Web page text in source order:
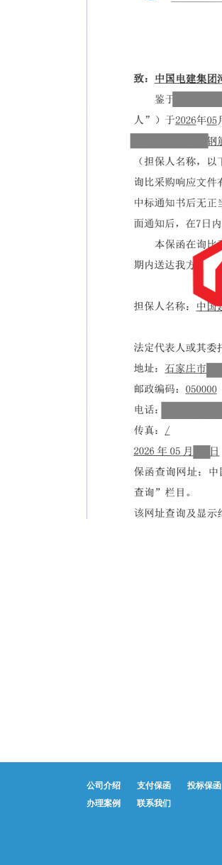
公司介绍 支付保函 投标保函
办理案例
联系我们